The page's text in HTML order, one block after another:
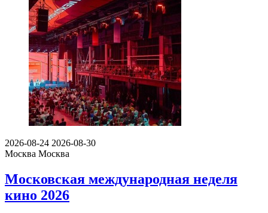
2026-08-24 2026-08-30
Москва Москва
Московская международная неделя
кино 2026